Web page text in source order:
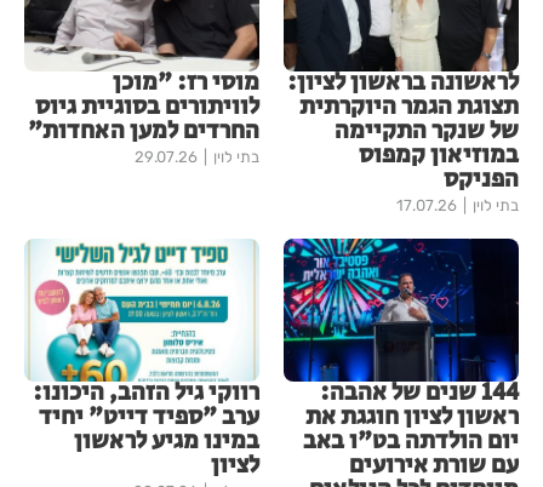
לראשונה בראשון לציון:
תצוגת הגמר היוקרתית
של שנקר התקיימה
במוזיאון קמפוס
הפניקס
בתי לוין 17.07.26
מוסי רז: "מוכן
לוויתורים בסוגיית גיוס
החרדים למען האחדות"
בתי לוין 29.07.26
144 שנים של אהבה:
ראשון לציון חוגגת את
יום הולדתה בט"ו באב
עם שורת אירועים
רווקי גיל הזהב, היכונו:
ערב "ספיד דייט" יחיד
במינו מגיע לראשון
לציון